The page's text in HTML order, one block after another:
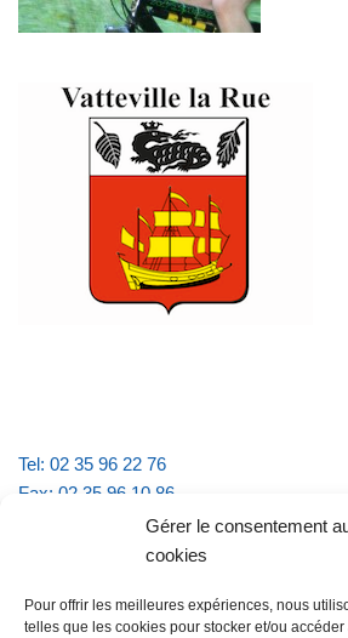
Gérer le consentement
cookies
Pour offrir les meilleures expériences, nous
telles que les cookies pour stocker et/ou
Tel: 02 35 96 22 76
Fax: 02 35 96 10 86
Email : mairie.vattevillelarue@wanadoo.fr
lundi et jeudi de 9h à 11h30